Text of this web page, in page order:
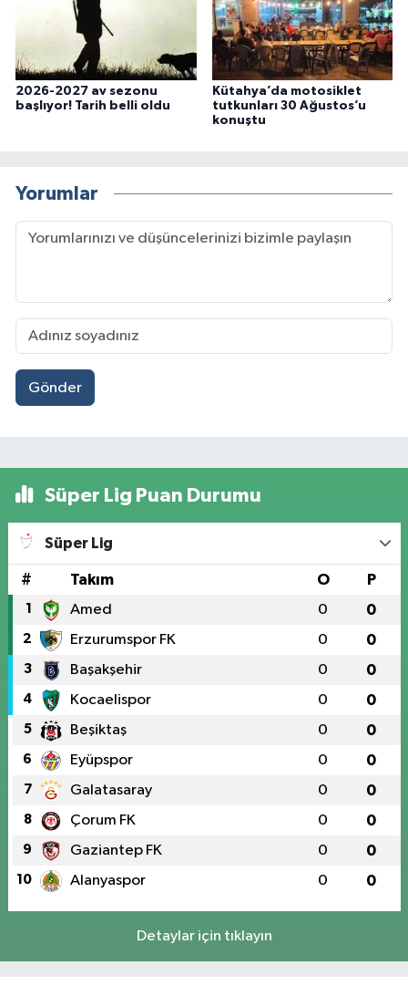
2026-2027 av sezonu
başlıyor! Tarih belli oldu
Kütahya’da motosiklet
tutkunları 30 Ağustos’u
konuştu
Yorumlar
Gönder
Süper Lig Puan Durumu
Süper Lig
# Takım O P
1 Amed 0 0
2 Erzurumspor FK 0 0
3 Başakşehir 0 0
4 Kocaelispor 0 0
5 Beşiktaş 0 0
6 Eyüpspor 0 0
7 Galatasaray 0 0
8 Çorum FK 0 0
9 Gaziantep FK 0 0
10 Alanyaspor 0 0
Detaylar için tıklayın